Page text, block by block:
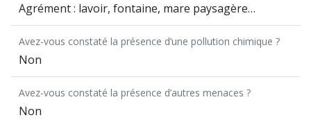
Agrément : lavoir, fontaine, mare paysagère…
Avez-vous constaté la présence d’une pollution chimique ?
Non
Avez-vous constaté la présence d’autres menaces ?
Non